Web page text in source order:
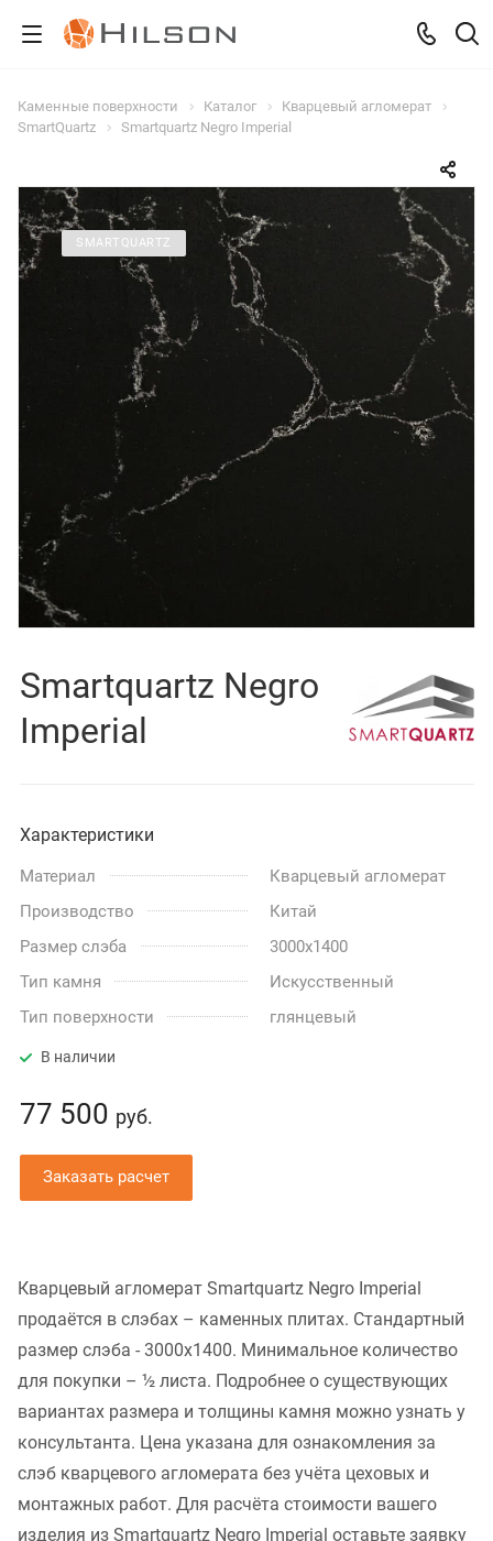
Каменные поверхности Каталог
Кварцевый агломерат
SmartQuartz
Smartquartz Negro Imperial
SMARTQUARTZ
Smartquartz Negro
Imperial
Характеристики
Материал
Кварцевый агломерат
Производство
Китай
Размер слэба
3000x1400
Тип камня
Искусственный
Тип поверхности
глянцевый
В наличии
77 500 руб.
Заказать расчет
Кварцевый агломерат Smartquartz Negro Imperial
продаётся в слэбах – каменных плитах. Стандартный
размер слэба - 3000x1400. Минимальное количество
для покупки – ½ листа. Подробнее о существующих
вариантах размера и толщины камня можно узнать у
консультанта. Цена указана для ознакомления за
слэб кварцевого агломерата без учёта цеховых и
монтажных работ. Для расчёта стоимости вашего
изделия из Smartquartz Negro Imperial оставьте заявку